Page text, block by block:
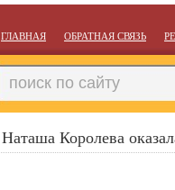
ГЛАВНАЯ ОБРАТНАЯ СВЯЗЬ
Наташа Королева